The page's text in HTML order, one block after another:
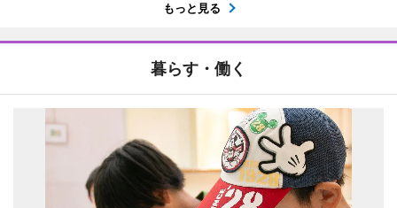
もっと見る
暮らす・働く